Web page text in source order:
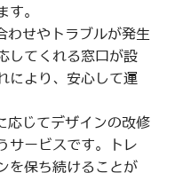
す。
わせやトラブルが発生
してくれる窓口が設
により、安心して運
応じてデザインの改修
サービスです。トレ
を保ち続けることが